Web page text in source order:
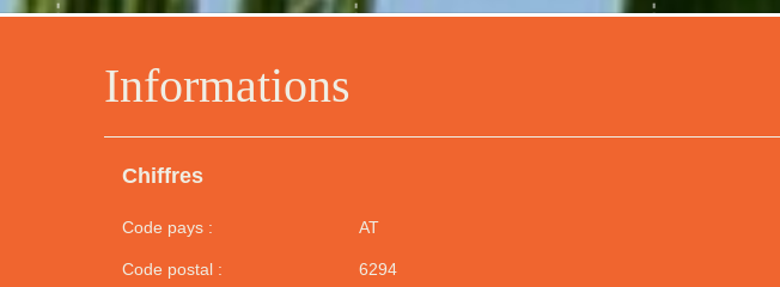
Informations
Chiffres
Code pays : AT
Code postal : 6294